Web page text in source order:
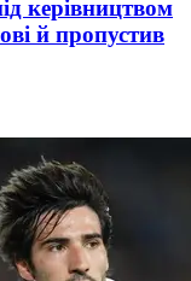
керівництвом
й пропустив